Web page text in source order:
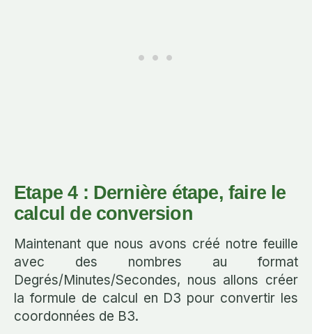
Etape 4 : Dernière étape, faire le
calcul de conversion
Maintenant que nous avons créé notre feuille
avec des nombres au format
Degrés/Minutes/Secondes, nous allons créer
la formule de calcul en D3 pour convertir les
coordonnées de B3.